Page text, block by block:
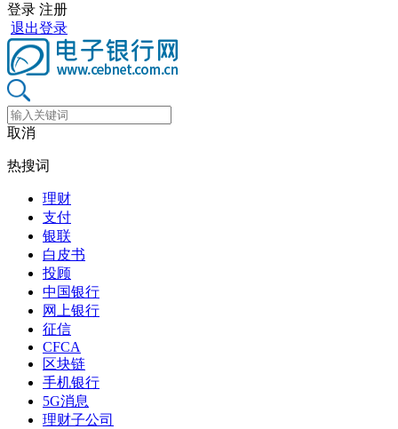
登录 注册
退出登录
取消
热搜词
理财
支付
银联
白皮书
投顾
中国银行
网上银行
征信
CFCA
区块链
手机银行
5G消息
理财子公司